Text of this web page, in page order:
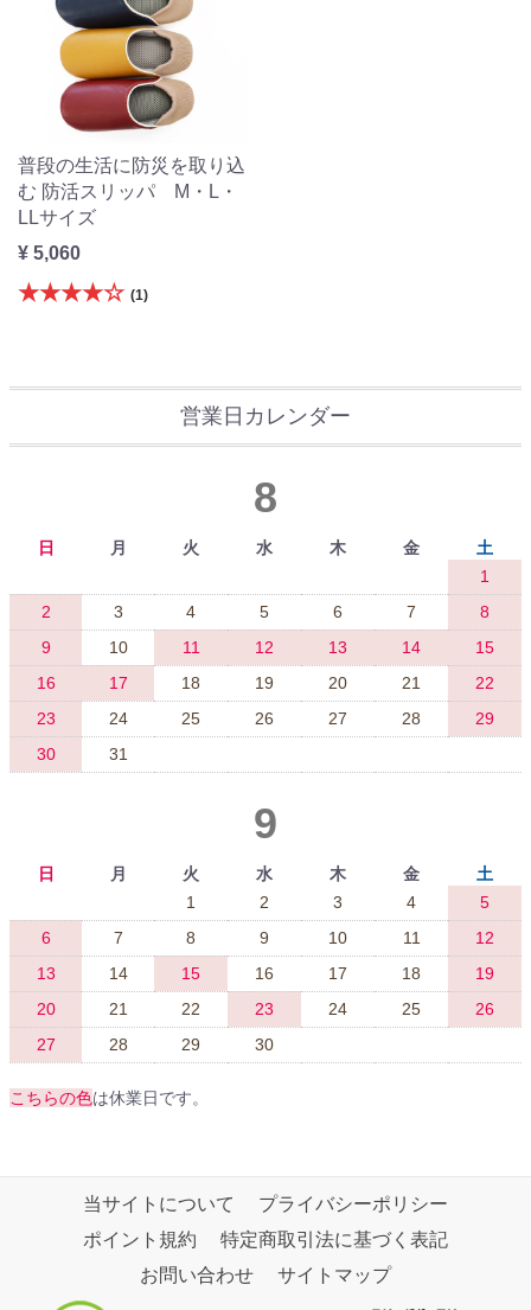
普段の生活に防災を取り込
む 防活スリッパ M・L・
LLサイズ
¥ 5,060
★★★★☆ (1)
営業日カレンダー
8
日 月 火 水 木 金
土
1
2
3 4 5 6 7
8
9
10 11 12 13 14
15
16
17 18 19 20 21
22
23
24 25 26 27 28
29
30
31
9
日 月 火 水 木 金
土
1
2 3 4
5
6
7 8 9 10 11
12
13
14 15 16 17 18
19
20
21 22 23 24 25
26
27
28 29 30
こちらの色は休業日です。
当サイトについて
プライバシーポリシー
ポイント規約
特定商取引法に基づく表記
お問い合わせ
サイトマップ